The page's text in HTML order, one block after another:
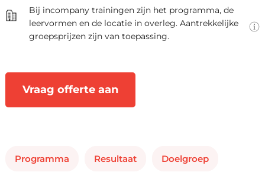
Bij incompany trainingen zijn het programma, de
leervormen en de locatie in overleg. Aantrekkelijke
groepsprijzen zijn van toepassing.
Vraag offerte aan
Programma Resultaat Doelgroep